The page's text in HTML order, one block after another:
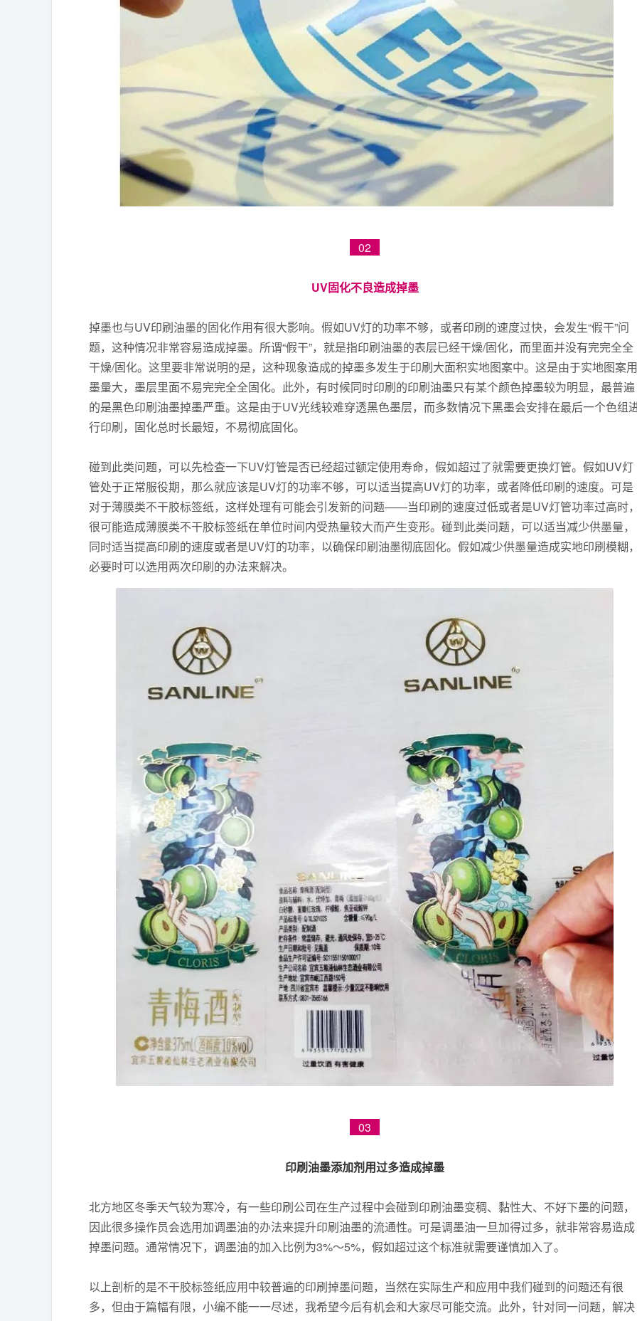
02
UV固化不良造成掉墨
掉墨也与UV印刷油墨的固化作用有很大影响。假如UV灯的功率不够，或者印刷的速度过快，会发生“假干”问
题，这种情况非常容易造成掉墨。所谓“假干”，就是指印刷油墨的表层已经干燥/固化，而里面并没有完完全全
干燥/固化。这里要非常说明的是，这种现象造成的掉墨多发生于印刷大面积实地图案中。这是由于实地图案用
墨量大，墨层里面不易完完全全固化。此外，有时候同时印刷的印刷油墨只有某个颜色掉墨较为明显，最普遍
的是黑色印刷油墨掉墨严重。这是由于UV光线较难穿透黑色墨层，而多数情况下黑墨会安排在最后一个色组
行印刷，固化总时长最短，不易彻底固化。
碰到此类问题，可以先检查一下UV灯管是否已经超过额定使用寿命，假如超过了就需要更换灯管。假如UV灯
管处于正常服役期，那么就应该是UV灯的功率不够，可以适当提高UV灯的功率，或者降低印刷的速度。可是
对于薄膜类不干胶标签纸，这样处理有可能会引发新的问题——当印刷的速度过低或者是UV灯管功率过高时，
很可能造成薄膜类不干胶标签纸在单位时间内受热量较大而产生变形。碰到此类问题，可以适当减少供墨量，
同时适当提高印刷的速度或者是UV灯的功率，以确保印刷油墨彻底固化。假如减少供墨量造成实地印刷模糊，
必要时可以选用两次印刷的办法来解决。
03
印刷油墨添加剂用过多造成掉墨
北方地区冬季天气较为寒冷，有一些印刷公司在生产过程中会碰到印刷油墨变稠、黏性大、不好下墨的问题，
因此很多操作员会选用加调墨油的办法来提升印刷油墨的流通性。可是调墨油一旦加得过多，就非常容易造成
掉墨问题。通常情况下，调墨油的加入比例为3%～5%，假如超过这个标准就需要谨慎加入了。
以上剖析的是不干胶标签纸应用中较普遍的印刷掉墨问题，当然在实际生产和应用中我们碰到的问题还有很
多，但由于篇幅有限，小编不能一一尽述，我希望今后有机会和大家尽可能交流。此外，针对同一问题，解决